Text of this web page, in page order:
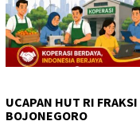
UCAPAN HUT RI
BOJONEGORO